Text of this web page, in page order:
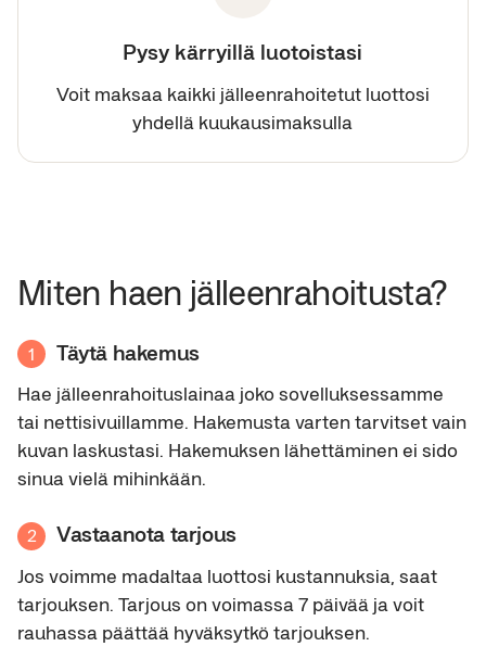
Pysy kärryillä luotoistasi
Voit maksaa kaikki jälleenrahoitetut luottosi
yhdellä kuukausimaksulla
Miten haen jälleenrahoitusta?
1 Täytä hakemus
Hae jälleenrahoituslainaa joko sovelluksessamme
tai nettisivuillamme. Hakemusta varten tarvitset vain
kuvan laskustasi. Hakemuksen lähettäminen ei sido
sinua vielä mihinkään.
2 Vastaanota tarjous
Jos voimme madaltaa luottosi kustannuksia, saat
tarjouksen. Tarjous on voimassa 7 päivää ja voit
rauhassa päättää hyväksytkö tarjouksen.